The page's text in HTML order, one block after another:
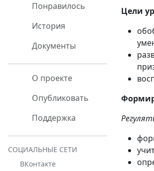
Понравилось
История
Документы
О проекте
Опубликовать
Поддержка
СОЦИАЛЬНЫЕ СЕТИ
ВКонтакте
Цели